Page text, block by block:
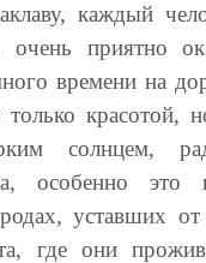
каждый
приятно
времени на
только
солнцем,
особенно
уставших
где они